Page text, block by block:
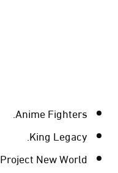
Anime Fighters.
King Legacy.
Project New World.